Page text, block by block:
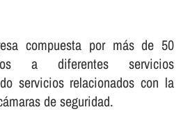
compuesta por más de 50
a diferentes servicios
servicios relacionados con la
de seguridad.